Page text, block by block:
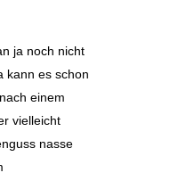
ja noch nicht
kann es schon
einem
vielleicht
nasse